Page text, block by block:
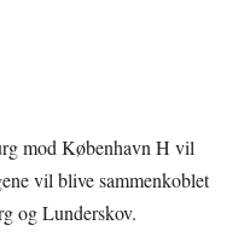
mod København H vil
vil blive sammenkoblet
og Lunderskov.